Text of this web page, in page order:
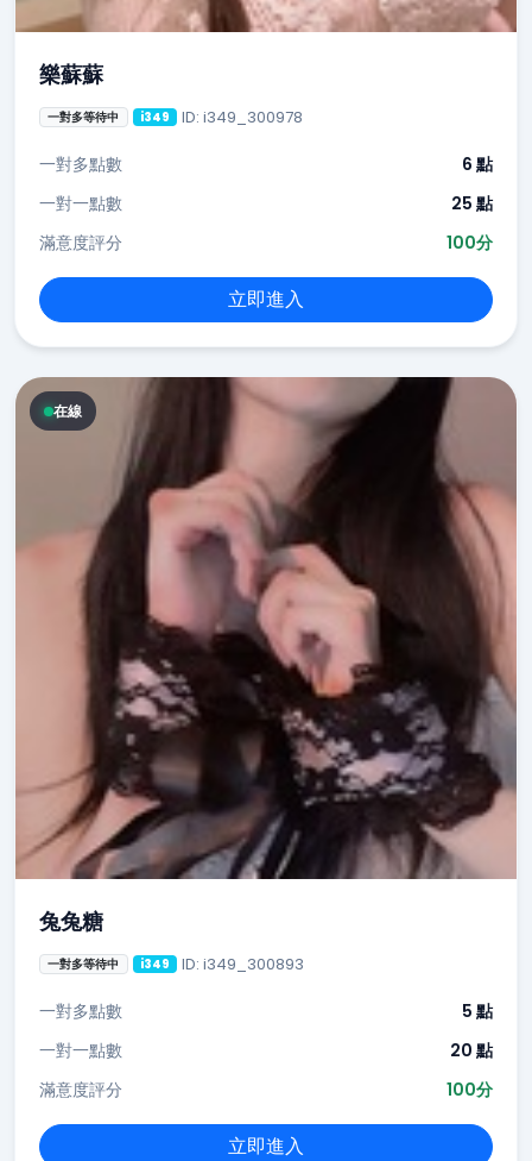
樂蘇蘇
一對多等待中 i349 ID: i349_300978
一對多點數
6 點
一對一點數
25 點
滿意度評分
100分
立即進入
在線
兔兔糖
一對多等待中 i349 ID: i349_300893
一對多點數
5 點
一對一點數
20 點
滿意度評分
100分
立即進入